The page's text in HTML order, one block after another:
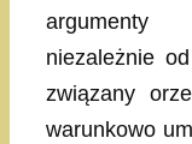
argumenty
niezależnie
związany
warunkowo